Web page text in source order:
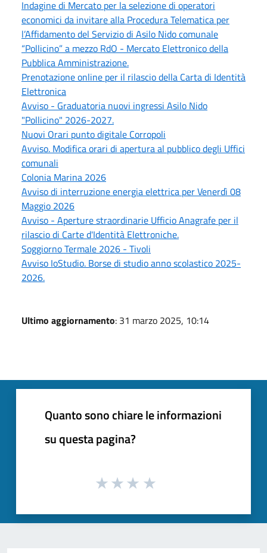
Indagine di Mercato per la selezione di operatori
economici da invitare alla Procedura Telematica per
l’Affidamento del Servizio di Asilo Nido comunale
“Pollicino” a mezzo RdO - Mercato Elettronico della
Pubblica Amministrazione.
Prenotazione online per il rilascio della Carta di Identità
Elettronica
Avviso - Graduatoria nuovi ingressi Asilo Nido
"Pollicino" 2026-2027.
Nuovi Orari punto digitale Corropoli
Avviso. Modifica orari di apertura al pubblico degli Uffici
comunali
Colonia Marina 2026
Avviso di interruzione energia elettrica per Venerdì 08
Maggio 2026
Avviso - Aperture straordinarie Ufficio Anagrafe per il
rilascio di Carte d'Identità Elettroniche.
Soggiorno Termale 2026 - Tivoli
Avviso IoStudio. Borse di studio anno scolastico 2025-
2026.
Ultimo aggiornamento: 31 marzo 2025, 10:14
Quanto sono chiare le informazioni
su questa pagina?